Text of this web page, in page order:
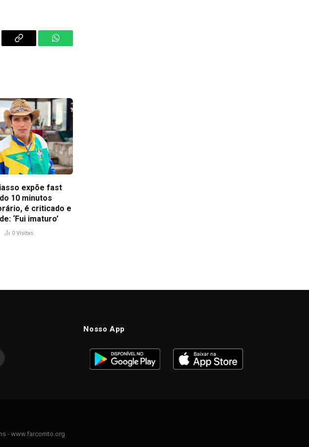
Copy
WhatsApp
expõe fast
10 minutos
é criticado e
‘Fui imaturo’
0 Visitas
Nosso App
- www.farcomto.org